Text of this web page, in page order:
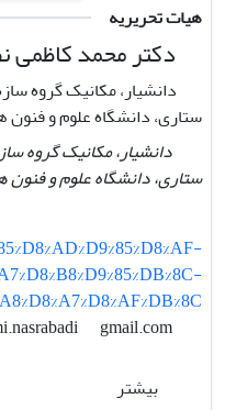
هیات تحریریه
دکتر محمد کاظمی
دانشیار، مکانیک گروه
ستاری، دانشگاه علوم و
دانشیار، مکانیک گروه
ستاری، دانشگاه علوم و
gmail.com
بیشتر